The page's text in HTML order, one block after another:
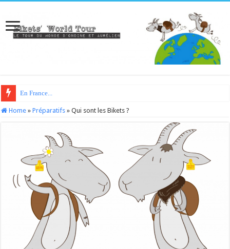
En France...
Home » Préparatifs » Qui sont les Bikets ?